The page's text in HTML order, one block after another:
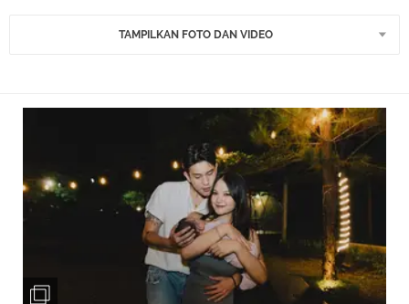
TAMPILKAN FOTO DAN VIDEO